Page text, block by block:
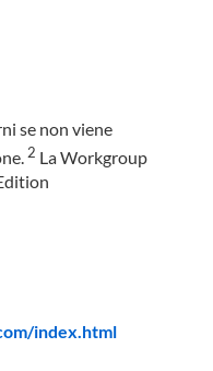
se non viene
2 La Workgroup
index.html